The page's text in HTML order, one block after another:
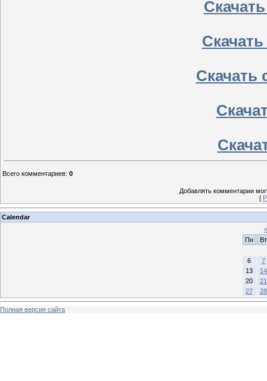
Скачать
Всего комментариев: 0
Добавлять комментарии
[
Calendar
«
Пн
Вт
6
7
13
14
20
21
27
28
Полная версия сайта